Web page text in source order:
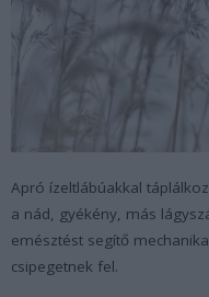
Apró ízeltlábúakkal
a nád, gyékény, más
emésztést segítő
csipegetnek fel.